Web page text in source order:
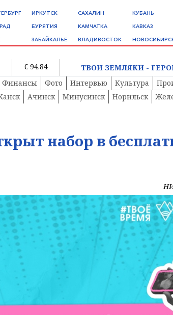
ИРКУТСК
БУРЯТИЯ
ЗАБАЙКАЛЬЕ
САХАЛИН
КАМЧАТКА
ВЛАДИВОСТОК
КУБАНЬ
КАВКАЗ
€ 94.84
ТВОИ ЗЕМЛЯКИ -
Финансы Фото Интервью Культура
Ачинск Минусинск Норильск
набор в